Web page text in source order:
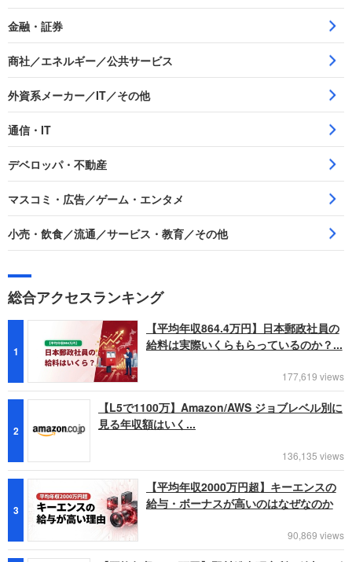
金融・証券
商社／エネルギー／公共サービス
外資系メーカー／IT／その他
通信・IT
デベロッパ・不動産
マスコミ・広告／ゲーム・エンタメ
小売・飲食／流通／サービス・教育／その他
総合アクセスランキング
1
【平均年収864.4万円】日本郵政社員の
給料は実際いくらもらっているのか？...
177,619 views
2
【L5で1100万】Amazon/AWS ジョブレベル別に
見る年収額はいく...
136,135 views
3
【平均年収2000万円超】キーエンスの
給与・ボーナスが高いのはなぜなのか
90,869 views